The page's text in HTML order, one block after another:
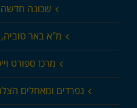
שכונה
מ"א באר טוביה,
מרכז ספורט
נפרדים ומאחלים